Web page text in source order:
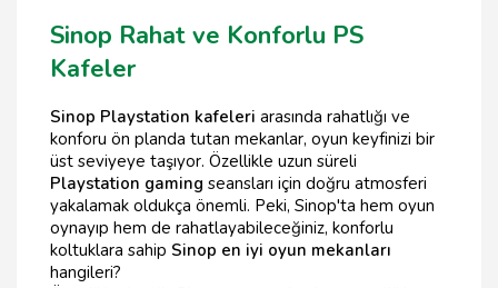
Sinop Rahat ve Konforlu PS
Kafeler
Sinop Playstation kafeleri arasında rahatlığı ve
konforu ön planda tutan mekanlar, oyun keyfinizi bir
üst seviyeye taşıyor. Özellikle uzun süreli
Playstation gaming seansları için doğru atmosferi
yakalamak oldukça önemli. Peki, Sinop'ta hem oyun
oynayıp hem de rahatlayabileceğiniz, konforlu
koltuklara sahip Sinop en iyi oyun mekanları
hangileri?